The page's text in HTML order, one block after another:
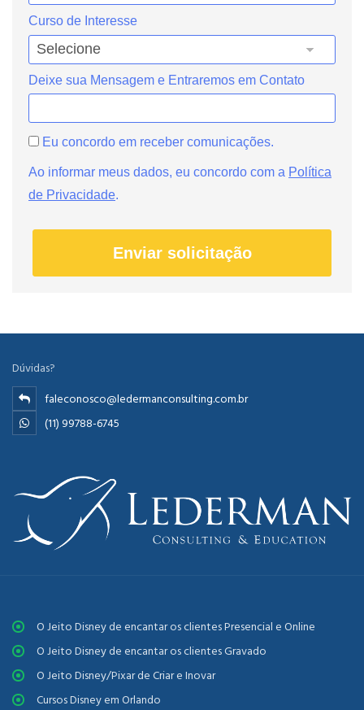
Curso de Interesse
Deixe sua Mensagem e Entraremos em Contato
Eu concordo em receber comunicações.
Ao informar meus dados, eu concordo com a Política
de Privacidade.
Enviar solicitação
Dúvidas?
faleconosco@ledermanconsulting.com.br
(11) 99788-6745
O Jeito Disney de encantar os clientes Presencial e Online
O Jeito Disney de encantar os clientes Gravado
O Jeito Disney/Pixar de Criar e Inovar
Cursos Disney em Orlando